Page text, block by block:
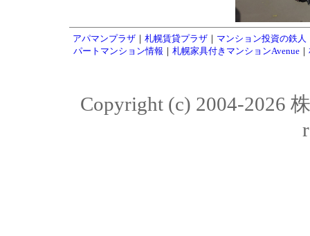
アパマンプラザ ｜ 札幌賃貸プラザ ｜ マンション投資の鉄人
パートマンション情報 ｜ 札幌家具付きマンションAvenue｜
Copyright (c) 2004-2026